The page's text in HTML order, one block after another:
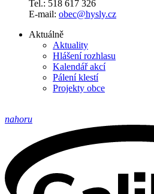
Tel.: 518 617 326
E-mail: obec@hysly.cz
Aktuálně
Aktuality
Hlášení rozhlasu
Kalendář akcí
Pálení klestí
Projekty obce
nahoru